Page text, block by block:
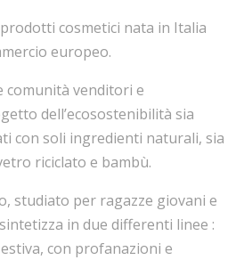
prodotti cosmetici nata in Italia
europeo.
comunità venditori e
dell’ecosostenibilità sia
con soli ingredienti naturali, sia
riciclato e bambù.
studiato per ragazze giovani e
in due differenti linee :
con profanazioni e